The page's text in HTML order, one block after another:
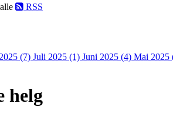
RSS
(7) Juli 2025 (1) Juni 2025 (4) Mai 2025
helg